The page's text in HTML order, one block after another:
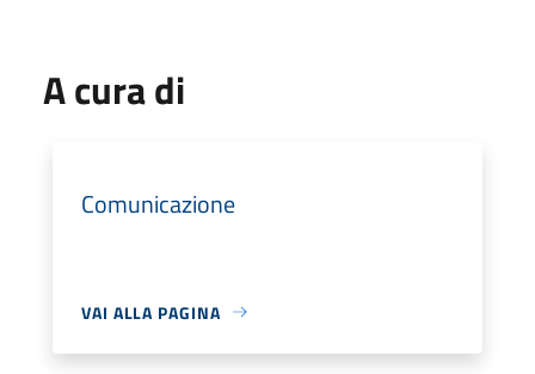
A cura di
Comunicazione
VAI ALLA PAGINA